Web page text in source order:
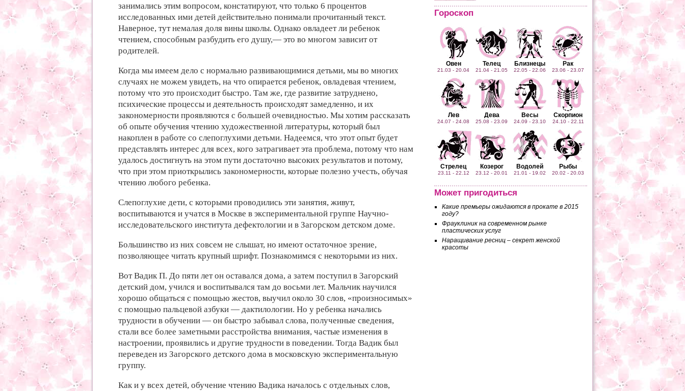
занимались этим вопросом, констатируют, что только 6 процентов
исследованных ими детей действительно понимали прочитанный текст.
Наверное, тут немалая доля вины школы. Однако овладеет ли ребенок
чтением, способным разбудить его душу,— это во многом зависит от
родителей.
Когда мы имеем дело с нормально развивающимися детьми, мы во многих
случаях не можем увидеть, на что опирается ребенок, овладевая чтением,
потому что это происходит быстро. Там же, где развитие затруднено,
психические процессы и деятельность происходят замедленно, и их
закономерности проявляются с большей очевидностью. Мы хотим рассказать
об опыте обучения чтению художественной литературы, который был
накоплен в работе со слепоглухими детьми. Надеемся, что этот опыт будет
представлять интерес для всех, кого затрагивает эта проблема, потому что нам
удалось достигнуть на этом пути достаточно высоких результатов и потому,
что при этом приоткрылись закономерности, которые полезно учесть, обучая
чтению любого ребенка.
Слепоглухие дети, с которыми проводились эти занятия, живут,
воспитываются и учатся в Москве в экспериментальной группе Научно-
исследовательского института дефектологии и в Загорском детском доме.
Большинство из них совсем не слышат, но имеют остаточное зрение,
позволяющее читать крупный шрифт. Познакомимся с некоторыми из них.
Вот Вадик П. До пяти лет он оставался дома, а затем поступил в Загорский
детский дом, учился и воспитывался там до восьми лет. Мальчик научился
хорошо общаться с помощью жестов, выучил около 30 слов, «произносимых»
с помощью пальцевой азбуки — дактилологии. Но у ребенка начались
трудности в обучении — он быстро забывал слова, полученные сведения,
стали все более заметными расстройства внимания, частые изменения в
настроении, проявились и другие трудности в поведении. Тогда Вадик был
переведен из Загорского детского дома в московскую экспериментальную
группу.
Как и у всех детей, обучение чтению Вадика началось с отдельных слов,
Может быть, он болен?
Гороскоп
Овен
21.03 - 20.04
Телец
21.04 - 21.05
Близнецы
22.05 - 22.06
Рак
23.06 - 23.07
Лев
24.07 - 24.08
Дева
25.08 - 23.09
Весы
24.09 - 23.10
Скорпион
24.10 - 22.11
Стрелец
23.11 - 22.12
Козерог
23.12 - 20.01
Водолей
21.01 - 19.02
Рыбы
20.02 - 20.03
Может пригодиться
Какие премьеры ожидаются в прокате в 2015
году?
Фрауклиник на современном рынке
пластических услуг
Наращивание ресниц – секрет женской
красоты